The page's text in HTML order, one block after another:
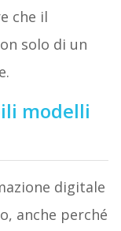
che il
solo di un
modelli
digitale
anche perché